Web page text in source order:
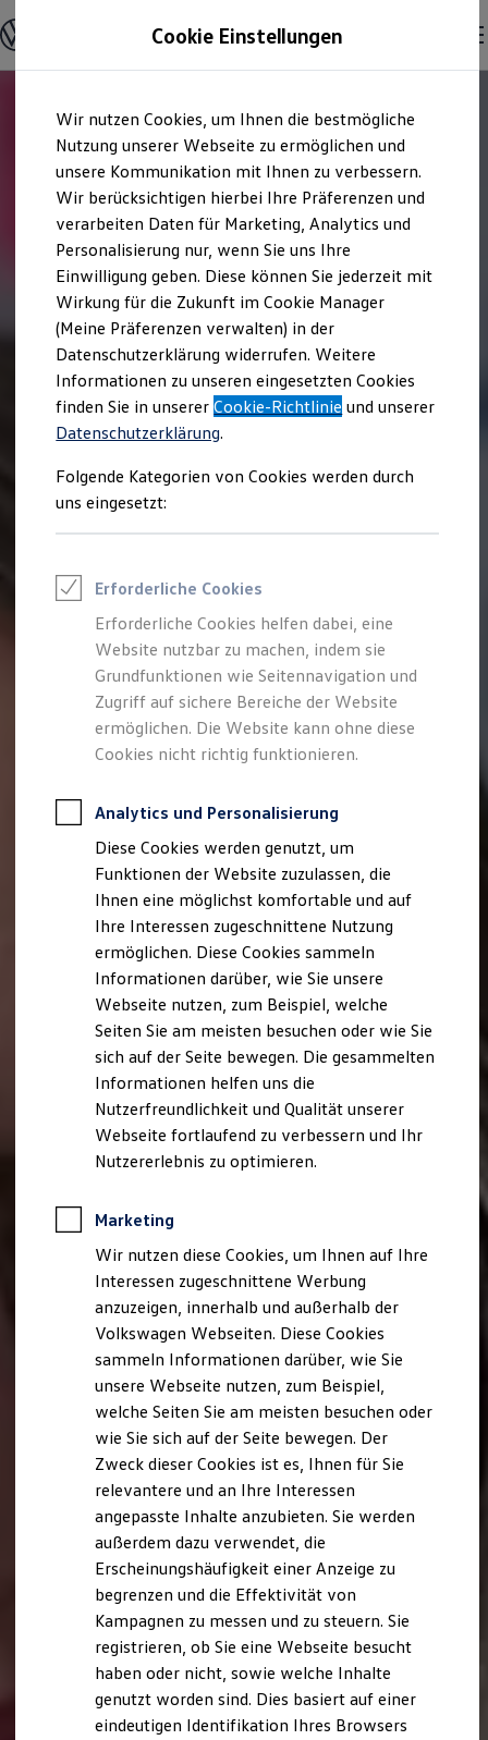
Hauptinhalt
springen
Footer
springen
Offene Stellen entdecken
Einstiegsmöglichkeiten
Schüler
Schülerpraktikum
Schüler Ferienjobs
Einstiegsqualifizierung
Studenten
Praktikum
Abschlussarbeit
Master-Stipendium
Auslandspraktikum
Jobs in Semesterferien
Werkstudentin / Werkstudent
Absolventen
StartUp Direct
Doktorandenprogramm
Volontariat
Berufserfahrene
Direkteinstieg
Jobs in der Volkswagen Group
Jobs in Produktion und Logistik
Talentpool für Fach- und Führungsexpertinnen
Arbeiten bei VW
Was uns ausmacht
Wir bei Volkswagen
Onboarding und Einarbeitung
Unternehmensbereiche
Standorte
Verhaltensgrundsätze
Karriere Magazin
Talentpool
Deine Bewerbung
Onlinebewerbung: So geht's
Bewerbungstipps
Eine Absage - was nun?
Anreise zu Interview oder AC
Kontakt und Hilfe
Barrierefrei bewerben
Triff unsere Recruiter
Events
Cookie Einstellungen
Wir nutzen Cookies, um Ihnen die bestmögliche
Nutzung unserer Webseite zu ermöglichen und
unsere Kommunikation mit Ihnen zu verbessern.
Wir berücksichtigen hierbei Ihre Präferenzen und
verarbeiten Daten für Marketing, Analytics und
Personalisierung nur, wenn Sie uns Ihre
Einwilligung geben. Diese können Sie jederzeit mit
Wirkung für die Zukunft im Cookie Manager
(Meine Präferenzen verwalten) in der
Datenschutzerklärung widerrufen. Weitere
Informationen zu unseren eingesetzten Cookies
finden Sie in unsererCookie-Richtlinie und unserer
Datenschutzerklärung.
Folgende Kategorien von Cookies werden durch
uns eingesetzt:
Erforderliche Cookies
Erforderliche Cookies helfen dabei, eine
Website nutzbar zu machen, indem sie
Grundfunktionen wie Seitennavigation und
Zugriff auf sichere Bereiche der Website
ermöglichen. Die Website kann ohne diese
Cookies nicht richtig funktionieren.
Analytics und Personalisierung
Diese Cookies werden genutzt, um
Funktionen der Website zuzulassen, die
Ihnen eine möglichst komfortable und auf
Ihre Interessen zugeschnittene Nutzung
ermöglichen. Diese Cookies sammeln
Informationen darüber, wie Sie unsere
Webseite nutzen, zum Beispiel, welche
Seiten Sie am meisten besuchen oder wie Sie
sich auf der Seite bewegen. Die gesammelten
Informationen helfen uns die
Nutzerfreundlichkeit und Qualität unserer
Webseite fortlaufend zu verbessern und Ihr
Nutzererlebnis zu optimieren.
Marketing
Wir nutzen diese Cookies, um Ihnen auf Ihre
Interessen zugeschnittene Werbung
anzuzeigen, innerhalb und außerhalb der
Volkswagen Webseiten. Diese Cookies
sammeln Informationen darüber, wie Sie
unsere Webseite nutzen, zum Beispiel,
welche Seiten Sie am meisten besuchen oder
wie Sie sich auf der Seite bewegen. Der
Zweck dieser Cookies ist es, Ihnen für Sie
relevantere und an Ihre Interessen
angepasste Inhalte anzubieten. Sie werden
außerdem dazu verwendet, die
Erscheinungshäufigkeit einer Anzeige zu
begrenzen und die Effektivität von
Kampagnen zu messen und zu steuern. Sie
registrieren, ob Sie eine Webseite besucht
haben oder nicht, sowie welche Inhalte
genutzt worden sind. Dies basiert auf einer
eindeutigen Identifikation Ihres Browsers